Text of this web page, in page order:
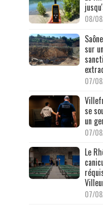
08/
sur
07/
se
un
07/
Le
07/